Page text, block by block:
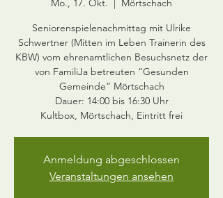
Mo., 17. Okt.
  |
Mörtschach
Seniorenspielenachmittag mit Ulrike
Schwertner (Mitten im Leben Trainerin des
KBW) vom ehrenamtlichen Besuchsnetz der
von FamiliJa betreuten “Gesunden
Gemeinde” Mörtschach
Dauer: 14:00 bis 16:30 Uhr
Kultbox, Mörtschach, Eintritt frei
Anmeldung abgeschlossen
Veranstaltungen ansehen